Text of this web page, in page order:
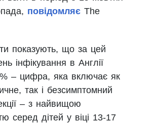
повідомляє The
показують, що за цей
інфікування в Англії
– цифра, яка включає як
так і безсимптомний
– з найвищою
серед дітей у віці 13-17